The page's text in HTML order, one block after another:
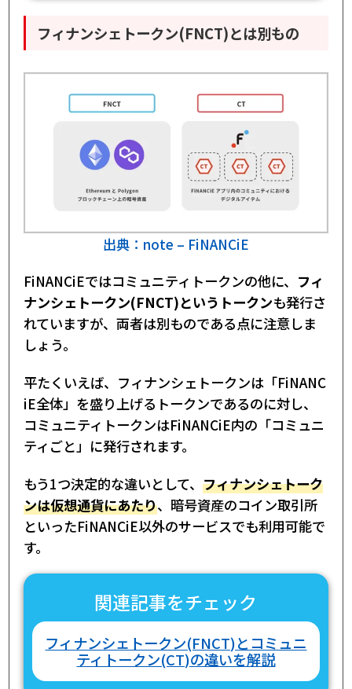
フィナンシェトークン(FNCT)とは別もの
出典：note – FiNANCiE
FiNANCiEではコミュニティトークンの他に、 フィ
ナンシェトークン(FNCT)というトークンも発行さ
れていますが、両者は別ものである点に注意しま
しょう。
平たくいえば、フィナンシェトークンは「FiNANC
iE全体」を盛り上げるトークンであるのに対し、
コミュニティトークンはFiNANCiE内の「コミュニ
ティごと」に発行されます。
もう1つ決定的な違いとして、 フィナンシェトーク
ンは仮想通貨にあたり、暗号資産のコイン取引所
といったFiNANCiE以外のサービスでも利用可能で
す。
関連記事をチェック
フィナンシェトークン(FNCT)とコミュニ
ティトークン(CT)の違いを解説